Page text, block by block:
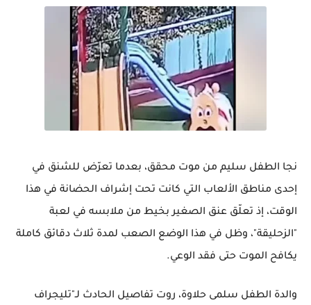
نجا الطفل سليم من موت محقق، بعدما تعرّض للشنق في
إحدى مناطق الألعاب التي كانت تحت إشراف الحضانة في هذا
الوقت، إذ تعلّق عنق الصغير بخيط من ملابسه في لعبة
"الزحليقة"، وظل في هذا الوضع الصعب لمدة ثلاث دقائق كاملة
يكافح الموت حتى فقد الوعي.
والدة الطفل سلمى حلاوة، روت تفاصيل الحادث لـ"تليجراف